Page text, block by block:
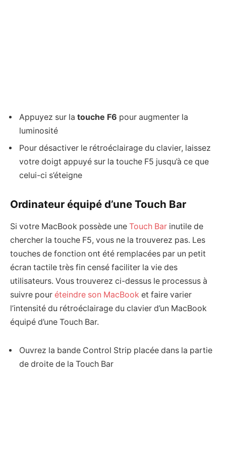
Appuyez sur la touche F6 pour augmenter la
luminosité
Pour désactiver le rétroéclairage du clavier, laissez
votre doigt appuyé sur la touche F5 jusqu’à ce que
celui-ci s’éteigne
Ordinateur équipé d’une Touch Bar
Si votre MacBook possède une Touch Bar inutile de
chercher la touche F5, vous ne la trouverez pas. Les
touches de fonction ont été remplacées par un petit
écran tactile très fin censé faciliter la vie des
utilisateurs. Vous trouverez ci-dessus le processus à
suivre pour éteindre son MacBook et faire varier
l’intensité du rétroéclairage du clavier d’un MacBook
équipé d’une Touch Bar.
Ouvrez la bande Control Strip placée dans la partie
de droite de la Touch Bar